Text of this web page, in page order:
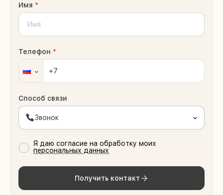
Имя *
Телефон *
Способ связи
Звонок
Я даю согласие на обработку моих
персональных данных
Получить контакт